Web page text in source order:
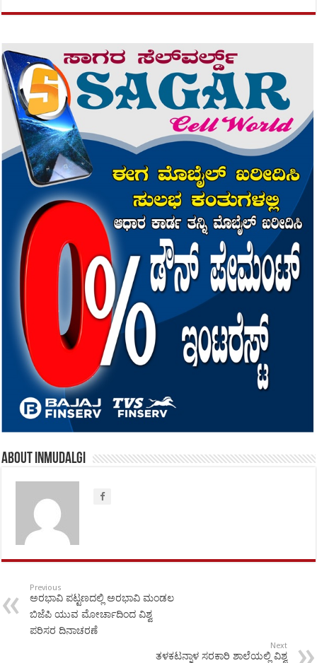
About inmudalgi
Previous
ಅರಭಾವಿ ಪಟ್ಟಣದಲ್ಲಿ ಅರಭಾವಿ ಮಂಡಲ
ಬಿಜೆಪಿ ಯುವ ಮೋರ್ಚಾದಿಂದ ವಿಶ್ವ
ಪರಿಸರ ದಿನಾಚರಣೆ
Next
ತಳಕಟನ್ನಾಳ ಸರಕಾರಿ ಶಾಲೆಯಲ್ಲಿ ವಿಶ್ವ